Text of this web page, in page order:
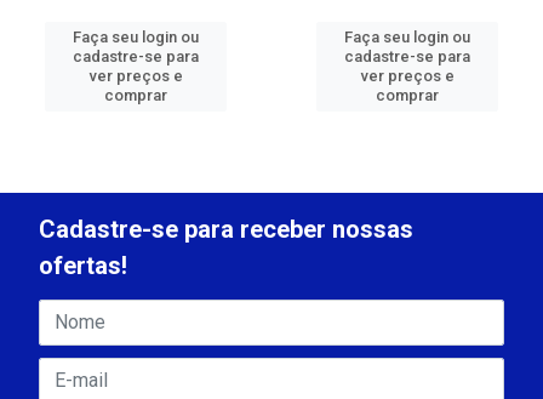
Faça seu login ou
cadastre-se para
ver preços e
comprar
Faça seu login ou
cadastre-se para
ver preços e
comprar
Cadastre-se para receber nossas
ofertas!